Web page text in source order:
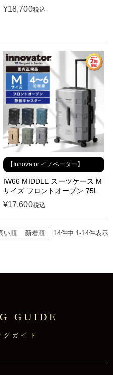
¥18,700税込
【Innovator イノベーター】
IW66 MIDDLE スーツケース M
サイズ フロントオープン 75L
¥17,600税込
い順 新着順 14件中 1-14件表示
GUIDE
グガイド